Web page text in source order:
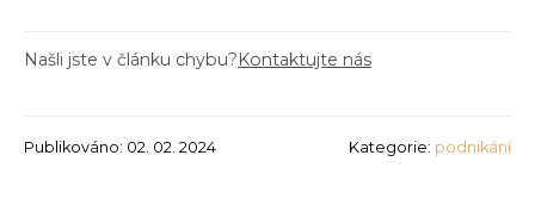
Našli jste v článku chybu?Kontaktujte nás
Publikováno: 02. 02. 2024 Kategorie: podnikání